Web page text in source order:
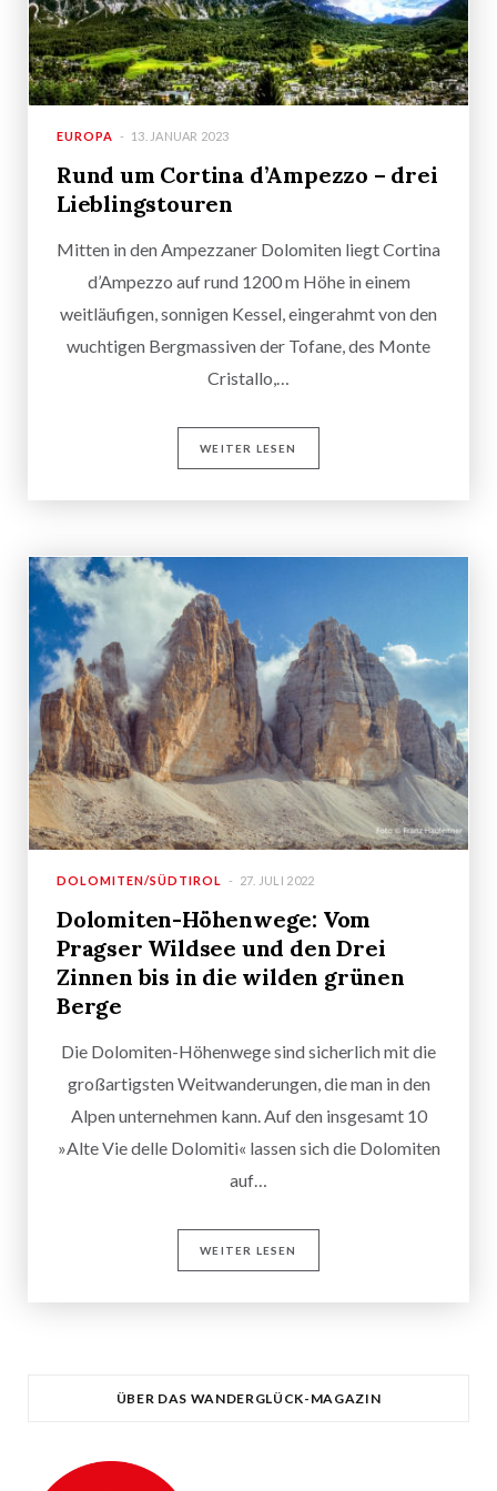
EUROPA 13. JANUAR 2023
Rund um Cortina d’Ampezzo – drei
Lieblingstouren
Mitten in den Ampezzaner Dolomiten liegt Cortina
d’Ampezzo auf rund 1200 m Höhe in einem
weitläufigen, sonnigen Kessel, eingerahmt von den
wuchtigen Bergmassiven der Tofane, des Monte
Cristallo,…
WEITER LESEN
DOLOMITEN/SÜDTIROL 27. JULI 2022
Dolomiten-Höhenwege: Vom
Pragser Wildsee und den Drei
Zinnen bis in die wilden grünen
Berge
Die Dolomiten-Höhenwege sind sicherlich mit die
großartigsten Weitwanderungen, die man in den
Alpen unternehmen kann. Auf den insgesamt 10
»Alte Vie delle Dolomiti« lassen sich die Dolomiten
auf…
WEITER LESEN
ÜBER DAS WANDERGLÜCK-MAGAZIN